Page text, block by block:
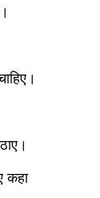
कहा